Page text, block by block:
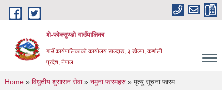
Skip to main content
शे-फोक्सुण्डो गाउँपालिका
गाउँ कार्यपालिकाको कार्यालय साल्दाङ, ३ डोल्पा, कर्णाली
प्रदेश, नेपाल
You are here
Home » विधुतीय शुसासन सेवा» नमुना फारमहरु » मृत्यु सूचना फारम